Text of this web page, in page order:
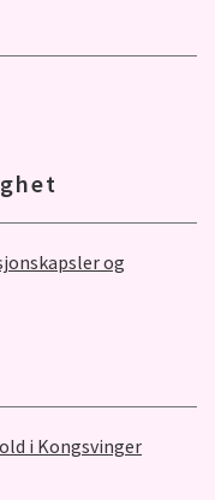
og
i Kongsvinger